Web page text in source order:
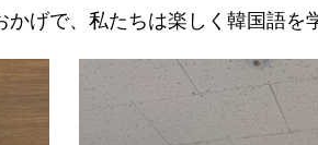
げで、私たちは楽しく韓国語を